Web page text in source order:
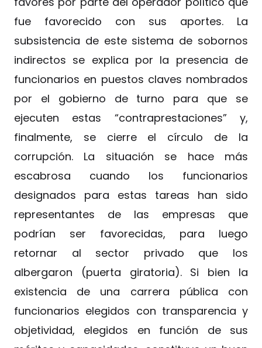
fue favorecido con sus aportes. La
subsistencia de este sistema de sobornos
indirectos se explica por la presencia de
funcionarios en puestos claves nombrados
por el gobierno de turno para que se
ejecuten estas “contraprestaciones” y,
finalmente, se cierre el círculo de la
corrupción. La situación se hace más
escabrosa cuando los funcionarios
designados para estas tareas han sido
representantes de las empresas que
podrían ser favorecidas, para luego
retornar al sector privado que los
albergaron (puerta giratoria). Si bien la
existencia de una carrera pública con
funcionarios elegidos con transparencia y
objetividad, elegidos en función de sus